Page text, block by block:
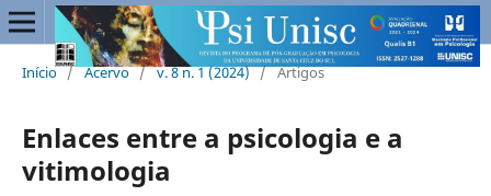
Início / Acervo / v. 8 n. 1 (2024) / Artigos
Enlaces entre a psicologia e a
vitimologia